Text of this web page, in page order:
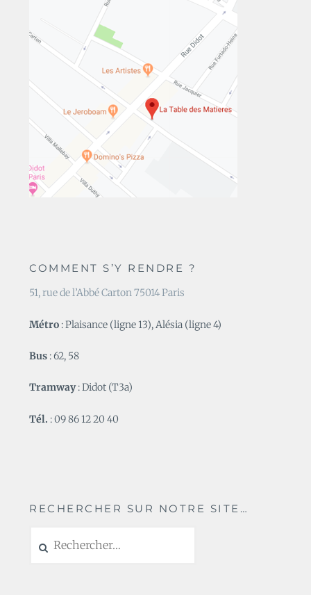
COMMENT S’Y RENDRE ?
51, rue de l’Abbé Carton 75014 Paris
Métro : Plaisance (ligne 13), Alésia (ligne 4)
Bus : 62, 58
Tramway: Didot (T3a)
Tél. : 09 86 12 20 40
RECHERCHER SUR NOTRE SITE…